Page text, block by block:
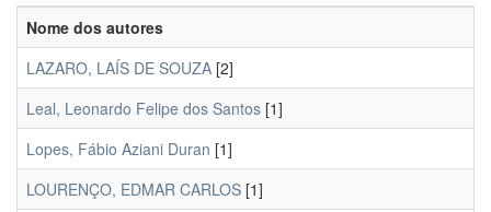
Nome dos autores
LAZARO, LAÍS DE SOUZA [2]
Leal, Leonardo Felipe dos Santos [1]
Lopes, Fábio Aziani Duran [1]
LOURENÇO, EDMAR CARLOS [1]